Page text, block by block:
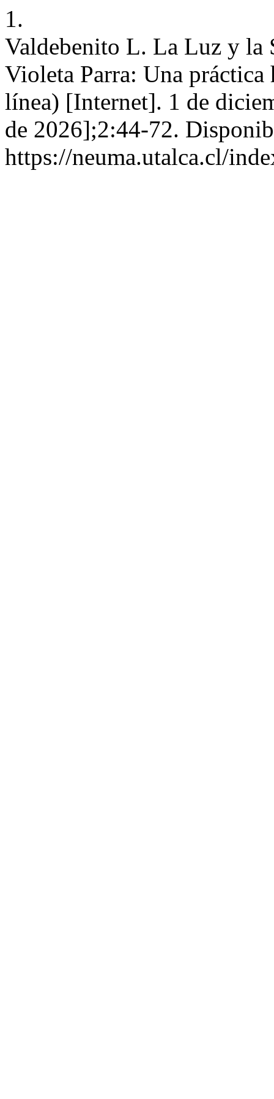
1.
Valdebenito L. La Luz y la
Violeta Parra: Una
línea) [Internet]. 1 de
de 2026];2:44-72.
https://neuma.utalca.cl/